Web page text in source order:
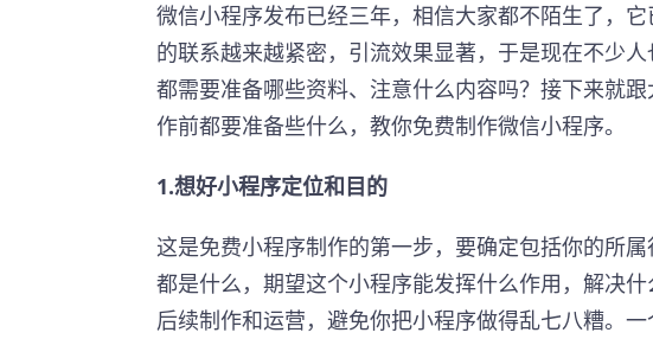
微信小程序发布已经三年，相信大家都不陌生了，
的联系越来越紧密，引流效果显著，于是现在不少
都需要准备哪些资料、注意什么内容吗？接下来就
作前都要准备些什么，教你免费制作微信小程序。
1.想好小程序定位和目的
这是免费小程序制作的第一步，要确定包括你的所
都是什么，期望这个小程序能发挥什么作用，解决
后续制作和运营，避免你把小程序做得乱七八糟。